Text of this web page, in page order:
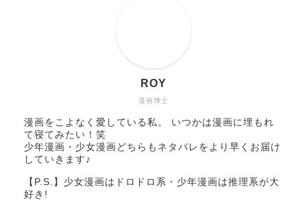
漫画博士
ROY
漫画をこよなく愛している私。 いつかは漫画に埋もれ
て寝てみたい！笑
少年漫画・少女漫画どちらもネタバレをより早くお届け
していきます♪
【P.S.】少女漫画はドロドロ系・少年漫画は推理系が大
好き!